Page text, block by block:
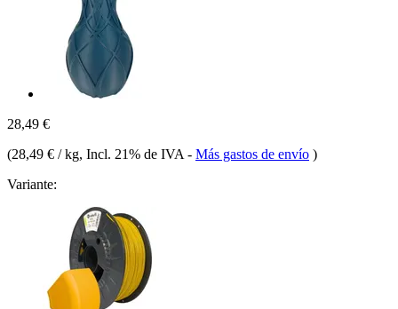
28,49 €
(28,49 € / kg, Incl. 21% de IVA - Más gastos de envío )
Variante: